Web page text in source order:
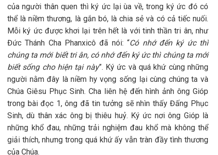
của người thân quen thì ký ức lại ùa về, trong ký ức đó có
thể là niềm thương, là gắn bó, là chia sẻ và có cả tiếc nuối.
Mỗi ký ức được khơi lại trên hết là với tinh thần tri ân, như
Đức Thánh Cha Phanxicô đã nói: “Có nhớ đến ký ức thì
chúng ta mới biết tri ân, có nhớ đến ký ức thì chúng ta mới
biết sống cho hiện tại này”. Ký ức và quá khứ cùng những
người nằm đây là niềm hy vọng sống lại cùng chúng ta và
Chúa Giêsu Phục Sinh. Cha liên hệ đến hình ảnh ông Gióp
trong bài đọc 1, ông đã tin tưởng sẽ nhìn thấy Đấng Phục
Sinh, dù thân xác ông bị thiêu huỷ. Ký ức nơi ông Gióp là
những khổ đau, những trải nghiệm đau khổ mà không thể
giải thích, nhưng trong quá khứ ấy vẫn tràn đầy tình thương
của Chúa.